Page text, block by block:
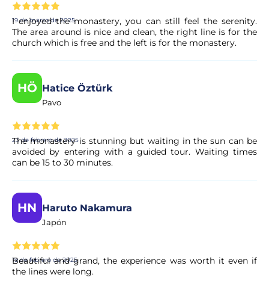
19 de marzo de 2025
I enjoyed the monastery, you can still feel the serenity.
The area around is nice and clean, the right line is for the
church which is free and the left is for the monastery.
HÖ Hatice Öztürk
Pavo
23 de febrero de 2025
The monastery is stunning but waiting in the sun can be
avoided by entering with a guided tour. Waiting times
can be 15 to 30 minutes.
HN Haruto Nakamura
Japón
19 de febrero de 2025
Beautiful and grand, the experience was worth it even if
the lines were long.